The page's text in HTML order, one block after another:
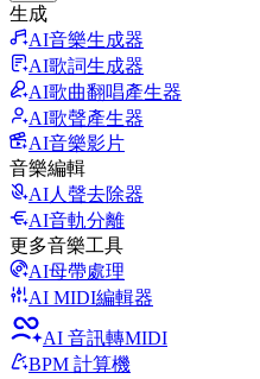
生成
AI音樂生成器
AI歌詞生成器
AI歌曲翻唱產生器
AI歌聲產生器
AI音樂影片
音樂編輯
AI人聲去除器
AI音軌分離
更多音樂工具
AI母帶處理
AI MIDI編輯器
AI 音訊轉MIDI
BPM 計算機